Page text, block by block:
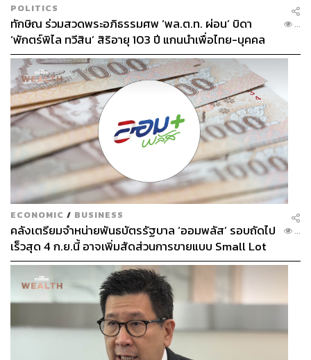
POLITICS
ทักษิณ ร่วมสวดพระอภิธรรมศพ ‘พล.ต.ท. ผ่อน’ บิดา
‘พักตร์พิไล ทวีสิน’ สิริอายุ 103 ปี แกนนำเพื่อไทย-บุคคล
หลากวงการร่วมอาลัย
...
ECONOMIC / BUSINESS
คลังเตรียมจำหน่ายพันธบัตรรัฐบาล ‘ออมพลัส’ รอบถัดไป
เร็วสุด 4 ก.ย.นี้ อาจเพิ่มสัดส่วนการขายแบบ Small Lot
First มากขึ้น
...